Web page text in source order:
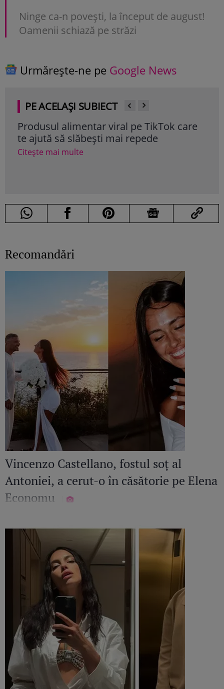
Ninge ca-n povești, la început de august!
Oamenii schiază pe străzi
Urmărește-ne pe Google News
PE ACELAȘI SUBIECT
Produsul alimentar viral pe TikTok care
te ajută să slăbești mai repede
Citește mai multe
Recomandări
Vincenzo Castellano, fostul soț al
Antoniei, a cerut-o în căsătorie pe Elena
Economu